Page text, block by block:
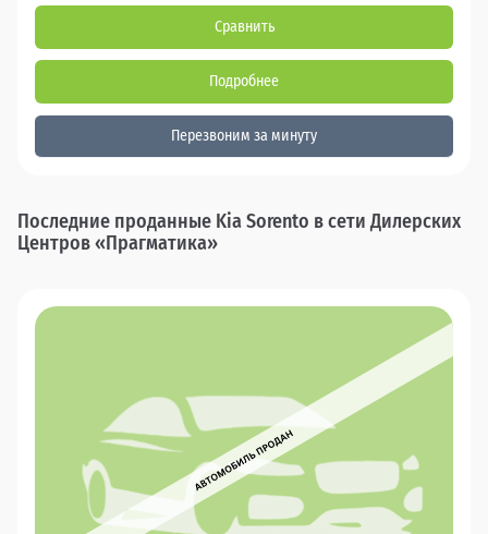
Сравнить
Подробнее
Перезвоним за минуту
Последние проданные Kia Sorento в сети Дилерских
Центров «Прагматика»